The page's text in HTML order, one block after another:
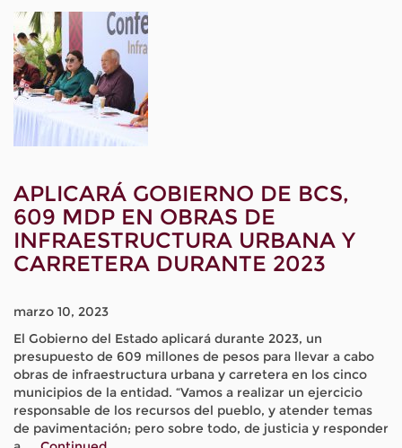
APLICARÁ GOBIERNO DE BCS,
609 MDP EN OBRAS DE
INFRAESTRUCTURA URBANA Y
CARRETERA DURANTE 2023
marzo 10, 2023
El Gobierno del Estado aplicará durante 2023, un
presupuesto de 609 millones de pesos para llevar a cabo
obras de infraestructura urbana y carretera en los cinco
municipios de la entidad. “Vamos a realizar un ejercicio
responsable de los recursos del pueblo, y atender temas
de pavimentación; pero sobre todo, de justicia y responder